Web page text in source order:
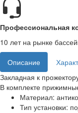
Профессиональная
10 лет на рынке
Описание
Закладная к
В комплекте
Материал:
Тип установки: